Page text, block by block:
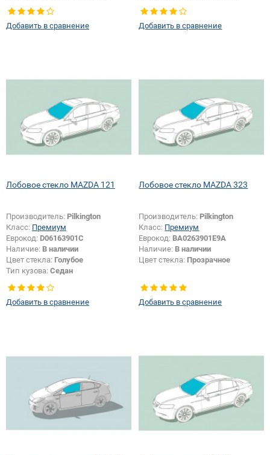
правое
Добавить в сравнение
шелкографии:
Добавить в сравнение
Лобовое стекло MAZDA 121
Производитель: Pilkington
Класс: Премиум
Еврокод: D06163901C
Наличие: В наличии
Цвет стекла: Голубое
Тип кузова: Седан
Добавить в сравнение
Лобовое стекло MAZDA 323
Производитель: Pilkington
Класс: Премиум
Еврокод: BA0263901E9A
Наличие: В наличии
Цвет стекла: Прозрачное
Добавить в сравнение